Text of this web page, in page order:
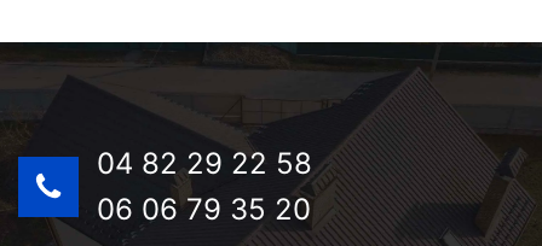
04 82 29 22 58
06 06 79 35 20